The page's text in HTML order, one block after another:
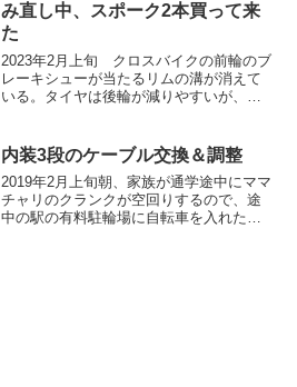
み直し中、スポーク2本買って来
た
2023年2月上旬 クロスバイクの前輪のブ
レーキシューが当たるリムの溝が消えて
いる。タイヤは後輪が減りやすいが、リ
ガード、ディレーラーハンガーを購入し
て、延命させている...
内装3段のケーブル交換＆調整
2019年2月上旬朝、家族が通学途中にママ
チャリのクランクが空回りするので、途
中の駅の有料駐輪場に自転車を入れたと